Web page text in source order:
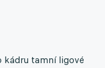
kádru tamní ligové